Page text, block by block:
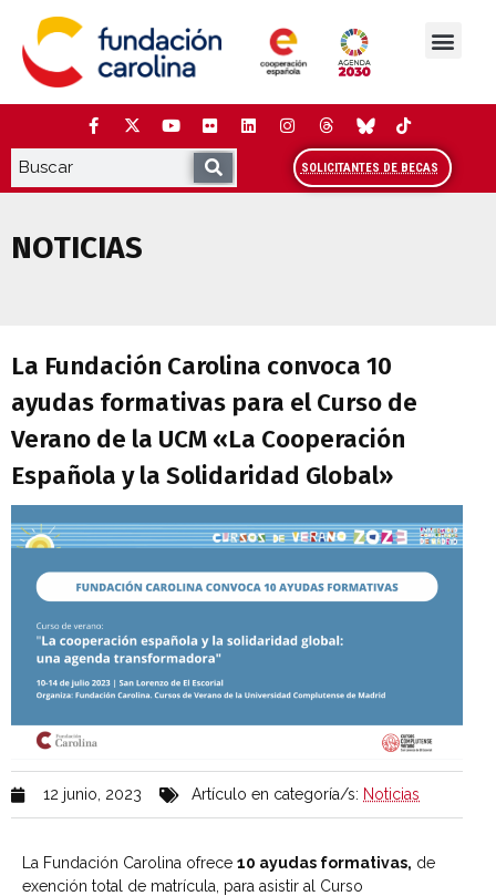
contenido
SOLICITANTES DE BECAS
NOTICIAS
La Fundación Carolina convoca 10
ayudas formativas para el Curso de
Verano de la UCM «La Cooperación
Española y la Solidaridad Global»
12 junio, 2023 Artículo en categoría/s: Noticias
La Fundación Carolina ofrece 10 ayudas formativas, de
exención total de matrícula, para asistir al Curso